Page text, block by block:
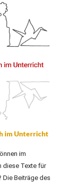
im Unterricht
im
diese Texte für
Die Beiträge des